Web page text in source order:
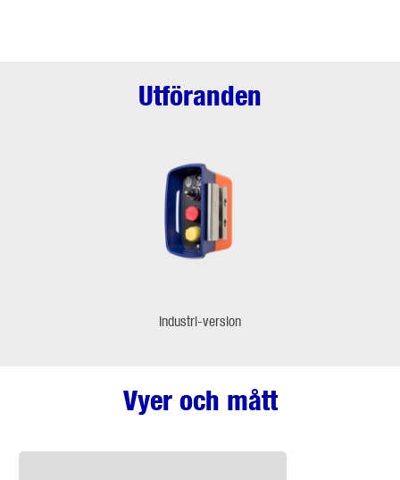
Utföranden
Industri-version
Vyer och mått